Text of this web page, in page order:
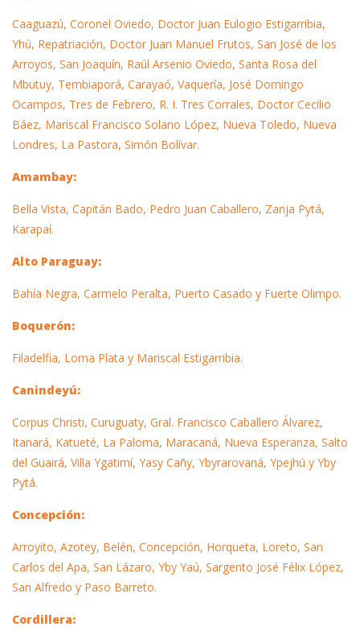
Caaguazú, Coronel Oviedo, Doctor Juan Eulogio Estigarribia,
Yhú, Repatriación, Doctor Juan Manuel Frutos, San José de los
Arroyos, San Joaquín, Raúl Arsenio Oviedo, Santa Rosa del
Mbutuy, Tembiaporá, Carayaó, Vaquería, José Domingo
Ocampos, Tres de Febrero, R. I. Tres Corrales, Doctor Cecilio
Báez, Mariscal Francisco Solano López, Nueva Toledo, Nueva
Londres, La Pastora, Simón Bolívar.
Amambay:
Bella Vista, Capitán Bado, Pedro Juan Caballero, Zanja Pytá,
Karapaí.
Alto Paraguay:
Bahía Negra, Carmelo Peralta, Puerto Casado y Fuerte Olimpo.
Boquerón:
Filadelfia, Loma Plata y Mariscal Estigarribia.
Canindeyú:
Corpus Christi, Curuguaty, Gral. Francisco Caballero Álvarez,
Itanará, Katueté, La Paloma, Maracaná, Nueva Esperanza, Salto
del Guairá, Villa Ygatimí, Yasy Cañy, Ybyrarovaná, Ypejhú y Yby
Pytá.
Concepción:
Arroyito, Azotey, Belén, Concepción, Horqueta, Loreto, San
Carlos del Apa, San Lázaro, Yby Yaú, Sargento José Félix López,
San Alfredo y Paso Barreto.
Cordillera: